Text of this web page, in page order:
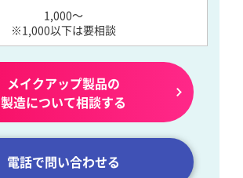
1,000～
※1,000以下は要相談
メイクアップ製品の
製造について相談する
電話で問い合わせる